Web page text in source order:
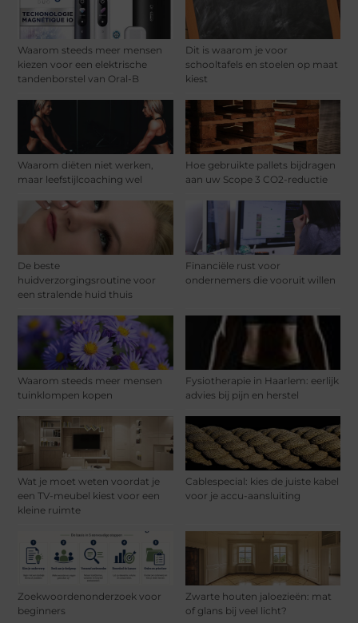
Waarom steeds meer mensen
kiezen voor een elektrische
tandenborstel van Oral-B
Dit is waarom je voor
schooltafels en stoelen op maat
kiest
Waarom diëten niet werken,
maar leefstijlcoaching wel
Hoe gebruikte pallets bijdragen
aan uw Scope 3 CO2-reductie
De beste
huidverzorgingsroutine voor
een stralende huid thuis
Financiële rust voor
ondernemers die vooruit willen
Waarom steeds meer mensen
tuinklompen kopen
Fysiotherapie in Haarlem: eerlijk
advies bij pijn en herstel
Wat je moet weten voordat je
een TV-meubel kiest voor een
kleine ruimte
Cablespecial: kies de juiste kabel
voor je accu-aansluiting
Zoekwoordenonderzoek voor
beginners
Zwarte houten jaloezieën: mat
of glans bij veel licht?